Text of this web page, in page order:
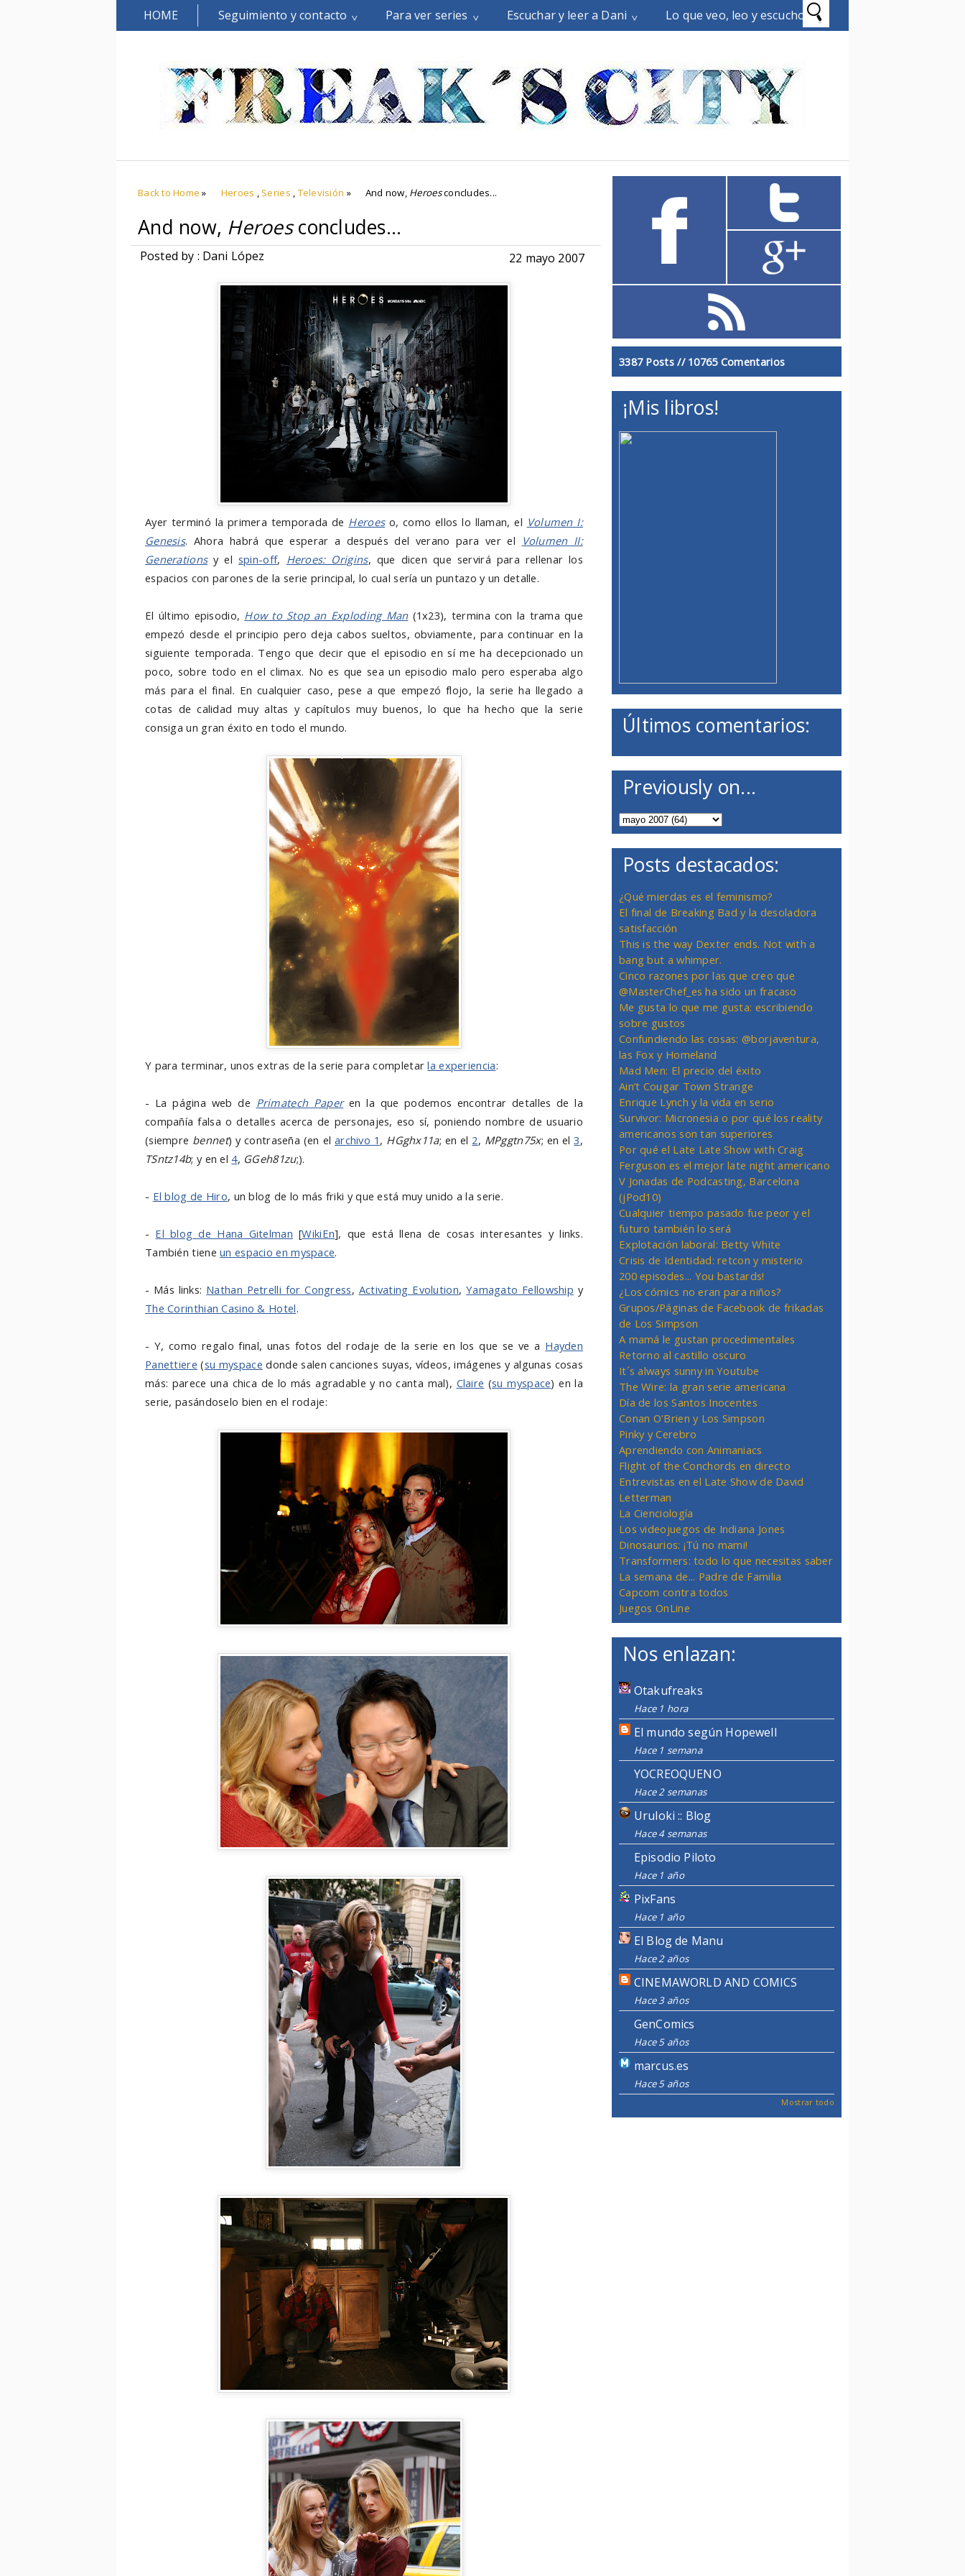
HOME Seguimiento y contacto Para ver series Escuchar y leer a Dani Lo que veo, leo y escucho
Back to Home » Heroes , Series ,Televisión » And now, Heroesconcludes...
And now, Heroesconcludes...
Posted by : Dani López 22 mayo 2007
Ayer terminó la primera temporada de Heroeso, como ellos lo llaman, el Volumen I:
Genesis. Ahora habrá que esperar a después del verano para ver el Volumen II:
Generationsy el spin-off, Heroes: Origins, que dicen que servirá para rellenar los
espacios con parones de la serie principal, lo cual sería un puntazo y un detalle.
El último episodio, How to Stop an Exploding Man(1x23), termina con la trama que
empezó desde el principio pero deja cabos sueltos, obviamente, para continuar en la
siguiente temporada. Tengo que decir que el episodio en sí me ha decepcionado un
poco, sobre todo en el climax. No es que sea un episodio malo pero esperaba algo
más para el final. En cualquier caso, pese a que empezó flojo, la serie ha llegado a
cotas de calidad muy altas y capítulos muy buenos, lo que ha hecho que la serie
consiga un gran éxito en todo el mundo.
Y para terminar, unos extras de la serie para completarla experiencia:
- La página web de Primatech Paperen la que podemos encontrar detalles de la
compañía falsa o detalles acerca de personajes, eso sí, poniendo nombre de usuario
(siempre bennet) y contraseña (en el archivo 1 , HGghx11a; en el 2, MPggtn75x; en el3,
TSntz14b; y en el 4, GGeh81zu;).
- El blog de Hiro, un blog de lo más friki y que está muy unido a la serie.
- El blog de Hana Gitelman [WikiEn], que está llena de cosas interesantes y links.
También tieneun espacio en myspace.
- Más links: Nathan Petrelli for Congress, Activating Evolution, Yamagato Fellowship y
The Corinthian Casino & Hotel.
- Y, como regalo final, unas fotos del rodaje de la serie en los que se ve a Hayden
Panettiere (su myspace donde salen canciones suyas, vídeos, imágenes y algunas cosas
más: parece una chica de lo más agradable y no canta mal), Claire (su myspace) en la
serie, pasándoselo bien en el rodaje:
3387 Posts // 10765 Comentarios
¡Mis libros!
Últimos comentarios:
Previously on...
Posts destacados:
¿Qué mierdas es el feminismo?
El final de Breaking Bad y la desoladora
satisfacción
This is the way Dexter ends. Not with a
bang but a whimper.
Cinco razones por las que creo que
@MasterChef_es ha sido un fracaso
Me gusta lo que me gusta: escribiendo
sobre gustos
Confundiendo las cosas: @borjaventura,
las Fox y Homeland
Mad Men: El precio del éxito
Ain’t Cougar Town Strange
Enrique Lynch y la vida en serio
Survivor: Micronesia o por qué los reality
americanos son tan superiores
Por qué el Late Late Show with Craig
Ferguson es el mejor late night americano
V Jonadas de Podcasting, Barcelona
(jPod10)
Cualquier tiempo pasado fue peor y el
futuro también lo será
Explotación laboral: Betty White
Crisis de Identidad: retcon y misterio
200 episodes... You bastards!
¿Los cómics no eran para niños?
Grupos/Páginas de Facebook de frikadas
de Los Simpson
A mamá le gustan procedimentales
Retorno al castillo oscuro
It´s always sunny in Youtube
The Wire: la gran serie americana
Día de los Santos Inocentes
Conan O'Brien y Los Simpson
Pinky y Cerebro
Aprendiendo con Animaniacs
Flight of the Conchords en directo
Entrevistas en el Late Show de David
Letterman
La Cienciología
Los videojuegos de Indiana Jones
Dinosaurios: ¡Tú no mami!
Transformers: todo lo que necesitas saber
La semana de... Padre de Familia
Capcom contra todos
Juegos OnLine
Nos enlazan:
Otakufreaks
Hace 1 hora
El mundo según Hopewell
Hace 1 semana
YOCREOQUENO
Hace 2 semanas
Uruloki :: Blog
Hace 4 semanas
Episodio Piloto
Hace 1 año
PixFans
Hace 1 año
El Blog de Manu
Hace 2 años
CINEMAWORLD AND COMICS
Hace 3 años
GenComics
Hace 5 años
marcus.es
Hace 5 años
Mostrar todo